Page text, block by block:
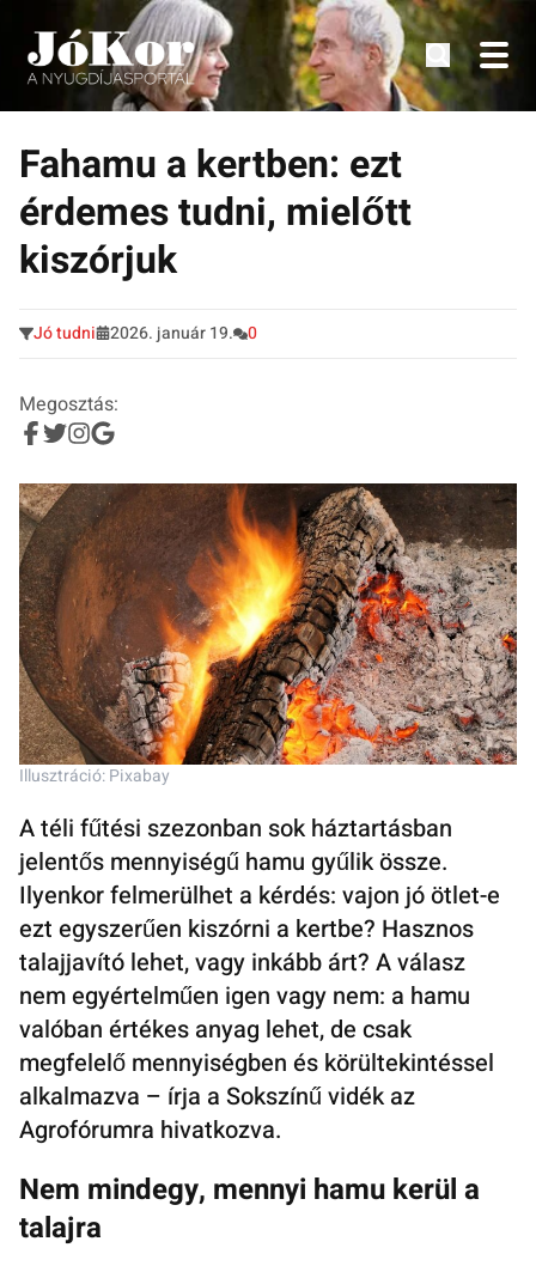
Tovább
tartalomra
Tudnivalók, érdekességek idősek számára.
Fahamu a kertben: ezt
érdemes tudni, mielőtt
kiszórjuk
Jó tudni 2026. január 19. 0
Megosztás:
Illusztráció: Pixabay
A téli fűtési szezonban sok háztartásban
jelentős mennyiségű hamu gyűlik össze.
Ilyenkor felmerülhet a kérdés: vajon jó ötlet-e
ezt egyszerűen kiszórni a kertbe? Hasznos
talajjavító lehet, vagy inkább árt? A válasz
nem egyértelműen igen vagy nem: a hamu
valóban értékes anyag lehet, de csak
megfelelő mennyiségben és körültekintéssel
alkalmazva – írja a Sokszínű vidék az
Agrofórumra hivatkozva.
Nem mindegy, mennyi hamu kerül a
talajra